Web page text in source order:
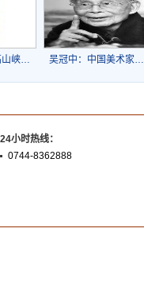
山峡… 吴冠中：中国美术家…
24小时热线：
0744-8362888